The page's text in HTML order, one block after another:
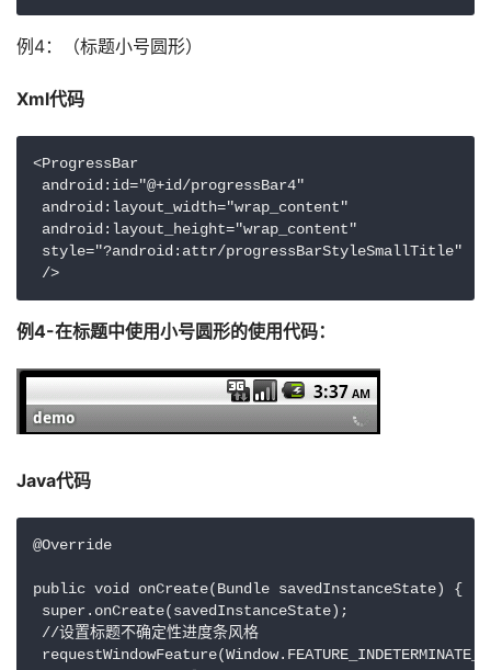
例4：（标题小号圆形）
Xml代码
<ProgressBar
android:id="@+id/progressBar4"
android:layout_width="wrap_content"
android:layout_height="wrap_content"
style="?android:attr/progressBarStyleSmallTitle"
/>
例4-在标题中使用小号圆形的使用代码：
Java代码
@Override
public void onCreate(Bundle savedInstanceState) {
super.onCreate(savedInstanceState);
//设置标题不确定性进度条风格